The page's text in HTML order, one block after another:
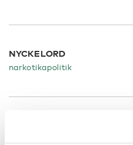
NYCKELORD
narkotikapolitik